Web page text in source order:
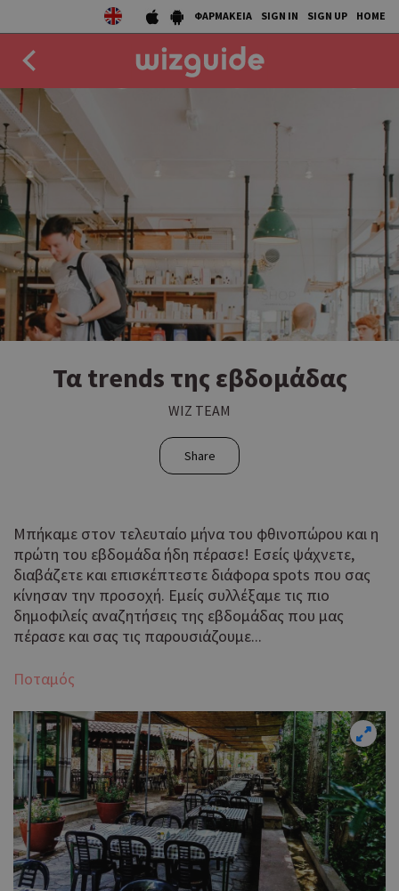
ΦΑΡΜΑΚΕΙΑ SIGN IN SIGN UP HOME
EAT
DRINK
50 BEST
AGENDA
COLLECTIONS
STORIES
Τα trends της εβδομάδας
WIZ TEAM
Share
Μπήκαμε στον τελευταίο μήνα του φθινοπώρου και η
πρώτη του εβδομάδα ήδη πέρασε! Εσείς ψάχνετε,
διαβάζετε και επισκέπτεστε διάφορα spots που σας
κίνησαν την προσοχή. Εμείς συλλέξαμε τις πιο
δημοφιλείς αναζητήσεις της εβδομάδας που μας
πέρασε και σας τις παρουσιάζουμε...
Ποταμός